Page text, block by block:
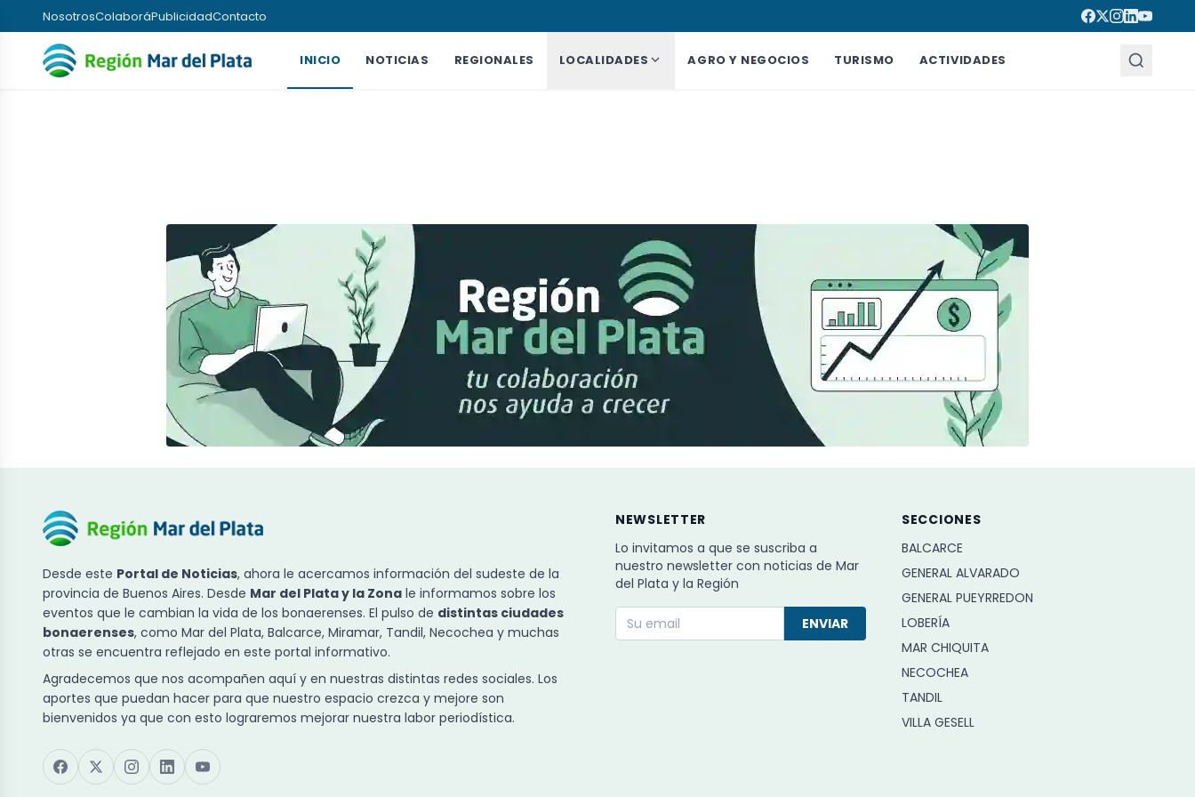
NosotrosColaboráPublicidadContacto
INICIO NOTICIAS REGIONALES LOCALIDADES AGRO Y NEGOCIOS TURISMO ACTIVIDADES
Desde este Portal de Noticias, ahora le acercamos información del sudeste de la
provincia de Buenos Aires. Desde Mar del Plata y la Zona le informamos sobre los
eventos que le cambian la vida de los bonaerenses. El pulso de distintas ciudades
bonaerenses, como Mar del Plata, Balcarce, Miramar, Tandil, Necochea y muchas
otras se encuentra reflejado en este portal informativo.
Agradecemos que nos acompañen aquí y en nuestras distintas redes sociales. Los
aportes que puedan hacer para que nuestro espacio crezca y mejore son
bienvenidos ya que con esto lograremos mejorar nuestra labor periodística.
NEWSLETTER
Lo invitamos a que se suscriba a
nuestro newsletter con noticias de Mar
del Plata y la Región
ENVIAR
SECCIONES
BALCARCE
GENERAL ALVARADO
GENERAL PUEYRREDON
LOBERÍA
MAR CHIQUITA
NECOCHEA
TANDIL
VILLA GESELL